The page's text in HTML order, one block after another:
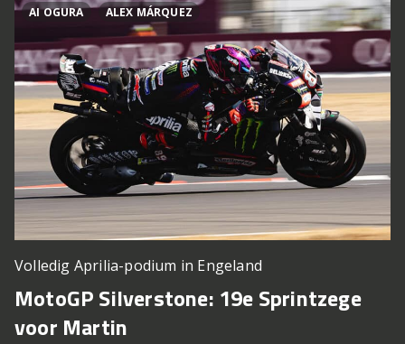
AI OGURA ALEX MÁRQUEZ
Volledig Aprilia-podium in Engeland
MotoGP Silverstone: 19e Sprintzege
voor Martin